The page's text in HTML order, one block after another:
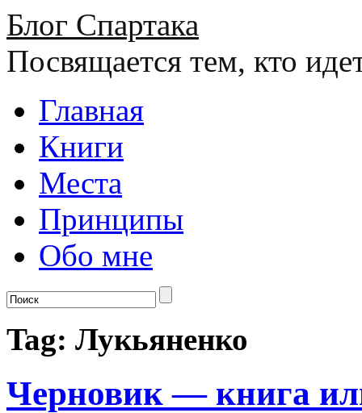
Блог Спартака
Посвящается тем, кто
Главная
Книги
Места
Принципы
Обо мне
Tag: Лукьяненко
Черновик — книга